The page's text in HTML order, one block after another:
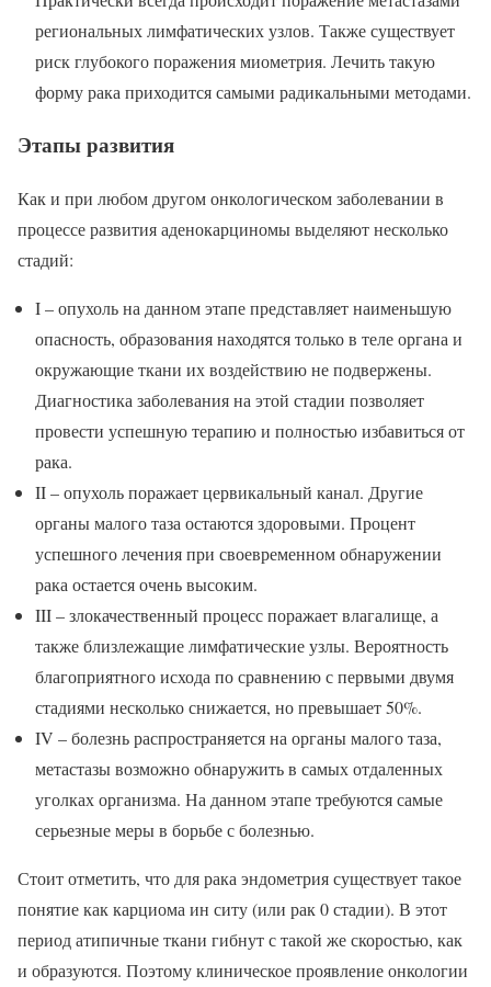
региональных лимфатических узлов. Также существует
риск глубокого поражения миометрия. Лечить такую
форму рака приходится самыми радикальными методами.
Этапы развития
Как и при любом другом онкологическом заболевании в
процессе развития аденокарциномы выделяют несколько
стадий:
I – опухоль на данном этапе представляет наименьшую
опасность, образования находятся только в теле органа и
окружающие ткани их воздействию не подвержены.
Диагностика заболевания на этой стадии позволяет
провести успешную терапию и полностью избавиться от
рака.
II – опухоль поражает цервикальный канал. Другие
органы малого таза остаются здоровыми. Процент
успешного лечения при своевременном обнаружении
рака остается очень высоким.
III – злокачественный процесс поражает влагалище, а
также близлежащие лимфатические узлы. Вероятность
благоприятного исхода по сравнению с первыми двумя
стадиями несколько снижается, но превышает 50%.
IV – болезнь распространяется на органы малого таза,
метастазы возможно обнаружить в самых отдаленных
уголках организма. На данном этапе требуются самые
серьезные меры в борьбе с болезнью.
Стоит отметить, что для рака эндометрия существует такое
понятие как карциома ин ситу (или рак 0 стадии). В этот
период атипичные ткани гибнут с такой же скоростью, как
и образуются. Поэтому клиническое проявление онкологии